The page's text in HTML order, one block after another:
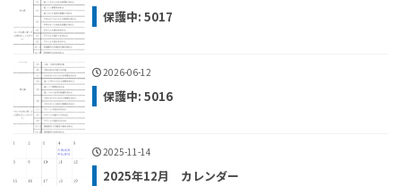
保護中: 5017
2026-06-12
保護中: 5016
2025-11-14
2025年12月 カレンダー